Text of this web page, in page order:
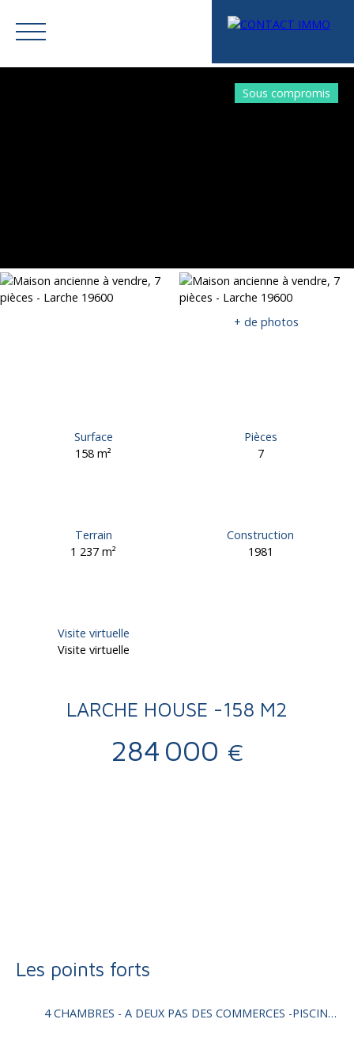
Mes favoris Espace vendeur Estimation
Sous compromis
+ de photos
Surface
158m²
Pièces
7
Terrain
1 237m²
Construction
1981
Visite virtuelle
Visite virtuelle
LARCHE HOUSE -158 M2
284 000 €
Les points forts
4 CHAMBRES - A DEUX PAS DES COMMERCES -PISCINE -